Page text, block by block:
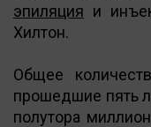
эпиляция и
Хилтон.
Общее
прошедшие пять
полутора